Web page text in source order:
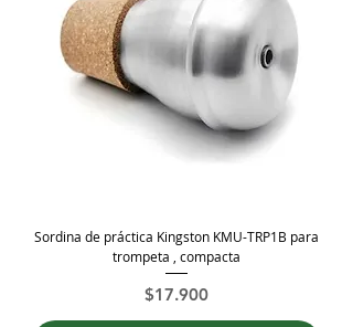
Sordina de práctica Kingston KMU-TRP1B para
trompeta , compacta
Precio
$17.900